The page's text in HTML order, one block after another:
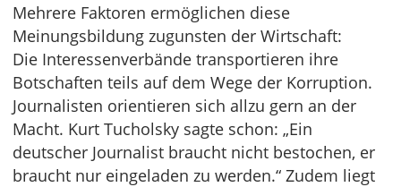
Mehrere Faktoren ermöglichen diese
Meinungsbildung zugunsten der Wirtschaft:
Die Interessenverbände transportieren ihre
Botschaften teils auf dem Wege der Korruption.
Journalisten orientieren sich allzu gern an der
Macht. Kurt Tucholsky sagte schon: „Ein
deutscher Journalist braucht nicht bestochen, er
braucht nur eingeladen zu werden.“ Zudem liegt